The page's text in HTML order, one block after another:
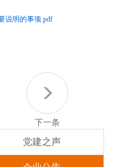
说明的事项.pdf
下一条
党建之声